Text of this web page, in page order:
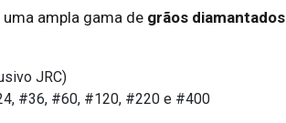
ampla gama de grãos diamantados
JRC)
#36, #60, #120, #220 e #400